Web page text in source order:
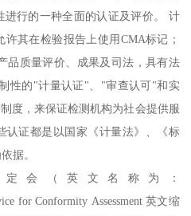
行的一种全面的认证及评价。 计
其在检验报告上使用CMA标记；
品质量评价、成果及司法，具有法
性的"计量认证"、"审查认可"和实
度，来保证检测机构为社会提供服
认证都是以国家《计量法》、《标
据。
定会（英文名称为：
for Conformity Assessment 英文缩